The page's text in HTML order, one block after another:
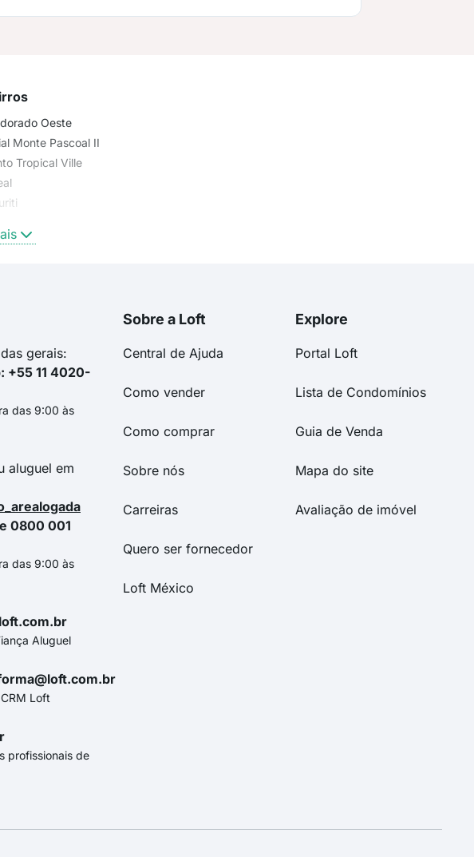
Oeste
Monte Pascoal II
Tropical Ville
gerais:
+55 11 4020-
das 9:00 às
aluguel em
0800 001
das 9:00 às
Aluguel
Loft
profissionais de
Sobre a Loft
Central de Ajuda
Como vender
Como comprar
Sobre nós
Carreiras
Quero ser fornecedor
Loft México
Explore
Portal Loft
Lista de Condomínios
Guia de Venda
Mapa do site
Avaliação de imóvel